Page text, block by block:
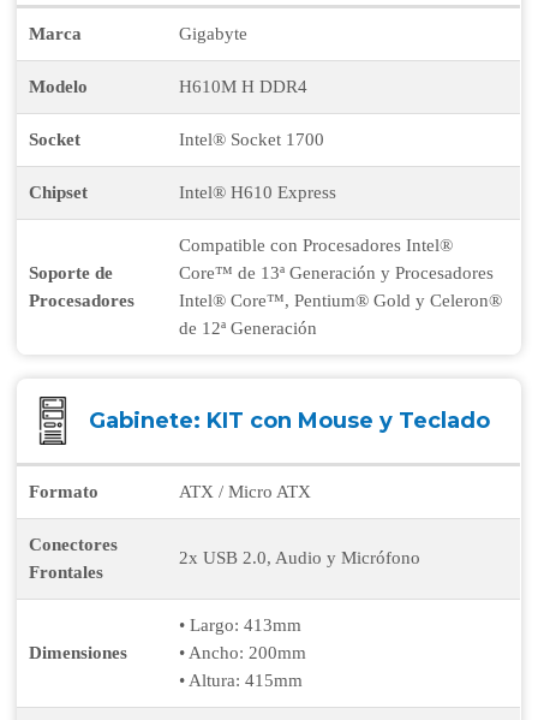
Marca Gigabyte
Modelo H610M H DDR4
Socket Intel® Socket 1700
Chipset Intel® H610 Express
Soporte de
Procesadores
Compatible con Procesadores Intel®
Core™ de 13ª Generación y Procesadores
Intel® Core™, Pentium® Gold y Celeron®
de 12ª Generación
Gabinete: KIT con Mouse y Teclado
Formato ATX / Micro ATX
Conectores
Frontales
2x USB 2.0, Audio y Micrófono
Dimensiones
• Largo: 413mm
• Ancho: 200mm
• Altura: 415mm